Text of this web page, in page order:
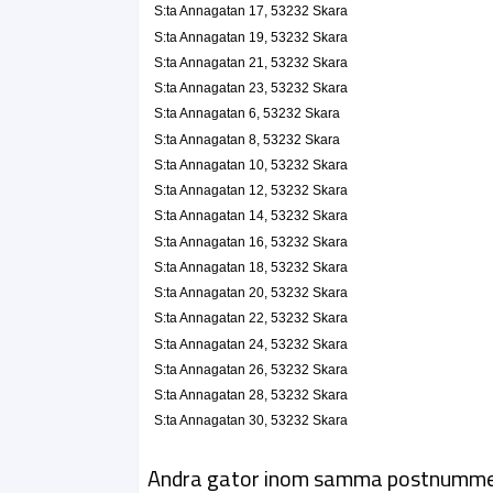
S:ta Annagatan 17, 53232 Skara
S:ta Annagatan 19, 53232 Skara
S:ta Annagatan 21, 53232 Skara
S:ta Annagatan 23, 53232 Skara
S:ta Annagatan 6, 53232 Skara
S:ta Annagatan 8, 53232 Skara
S:ta Annagatan 10, 53232 Skara
S:ta Annagatan 12, 53232 Skara
S:ta Annagatan 14, 53232 Skara
S:ta Annagatan 16, 53232 Skara
S:ta Annagatan 18, 53232 Skara
S:ta Annagatan 20, 53232 Skara
S:ta Annagatan 22, 53232 Skara
S:ta Annagatan 24, 53232 Skara
S:ta Annagatan 26, 53232 Skara
S:ta Annagatan 28, 53232 Skara
S:ta Annagatan 30, 53232 Skara
Andra gator inom samma